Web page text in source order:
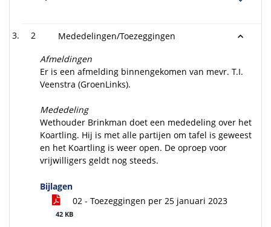
2
Mededelingen/Toezeggingen
Afmeldingen
Er is een afmelding binnengekomen van mevr. T.I.
Veenstra (GroenLinks).
Mededeling
Wethouder Brinkman doet een mededeling over het
Koartling. Hij is met alle partijen om tafel is geweest
en het Koartling is weer open. De oproep voor
vrijwilligers geldt nog steeds.
Bijlagen
02 - Toezeggingen per 25 januari 2023
42 KB